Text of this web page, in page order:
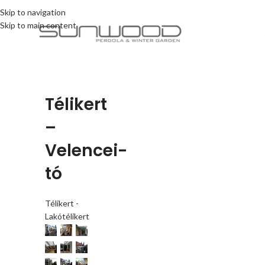
Skip to navigation
Skip to main content
Télikert
–
Velencei-
tó
Télikert -
Lakótélikert